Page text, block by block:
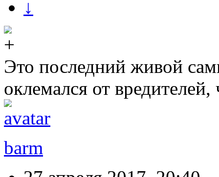
↓
Это последний живой
оклемался от
barm